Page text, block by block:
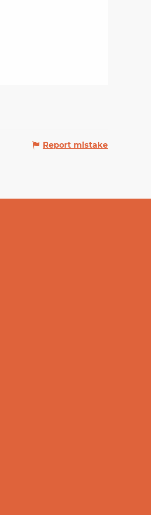
Report mistake